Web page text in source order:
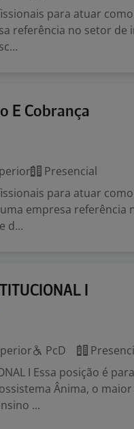
para atuar
referência no setor de
E Cobrança
Presencial
para atuar
empresa referência
d...
I
PcD
I Essa posição é
Ânima, o
...